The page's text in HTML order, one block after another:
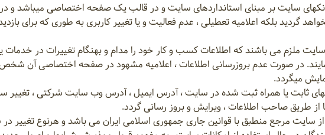
سایت بر مبنای استانداردهای سایت و در قالب یک صفحه اختصاصی میباشد و در
گردید بلکه اعلامیه تعطیلی ، عدم فعالیت و یا تغییر کاربری به طوری که برای
سایت ملزم می باشند که اطلاعات کسب و کار خود را مدام و بهنگام تغییرات در خدمات
در صورت عدم بروزرسانی اطلاعات ، اعلامیه مشهود در صفحه اختصاصی آن
میگردد.
ثابت یا همراه ثبت شده در سایت ، آدرس ایمیل ، آدرس وب سایت شرکتی ، تغییر
طریق صاحب اطلاعات ، ویرایش و بروز رسانی گردد.
از سایت مرجع منطبق با قوانین جاری جمهوری اسلامی ایران می باشد و هرنوع